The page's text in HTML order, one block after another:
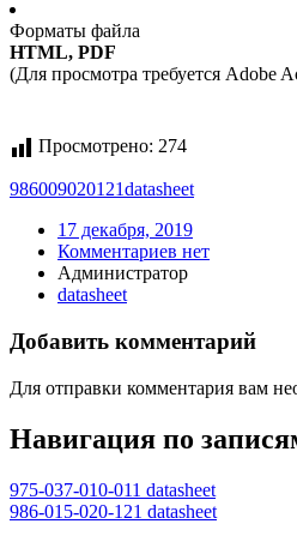
Форматы файла
HTML, PDF
(Для просмотра требуется Adobe
Просмотрено: 274
986009020121datasheet
17 декабря, 2019
Комментариев нет
Администратор
datasheet
Добавить комментарий
Для отправки комментария вам
Навигация по
975-037-010-011 datasheet
986-015-020-121 datasheet